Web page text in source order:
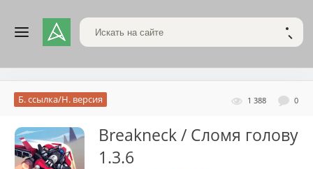
Поиск по сайту
1 388 0
Б. ссылка/Н. версия
Breakneck / Сломя голову
1.3.6